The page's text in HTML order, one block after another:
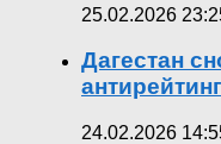
25.02.2026
Дагестан
24.02.2026